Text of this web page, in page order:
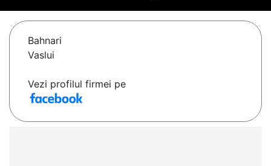
Bahnari
Vaslui
Vezi profilul firmei pe